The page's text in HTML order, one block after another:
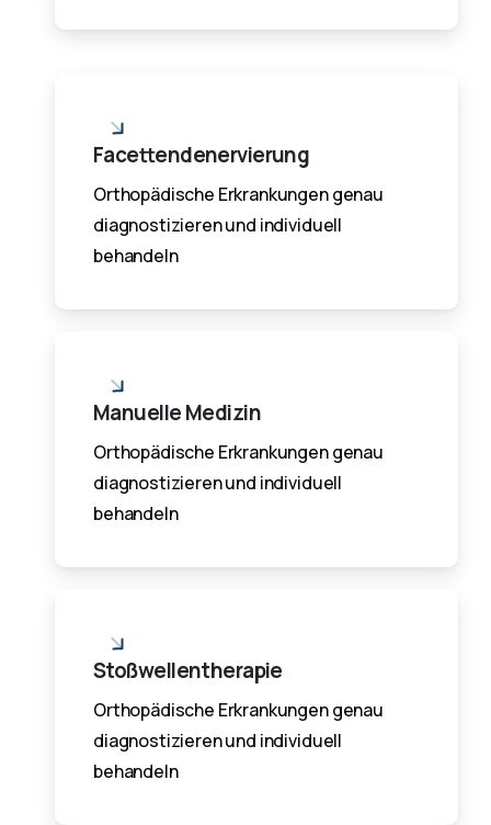
Facettendenervierung
Orthopädische Erkrankungen genau
diagnostizieren und individuell
behandeln
Manuelle Medizin
Orthopädische Erkrankungen genau
diagnostizieren und individuell
behandeln
Stoßwellentherapie
Orthopädische Erkrankungen genau
diagnostizieren und individuell
behandeln